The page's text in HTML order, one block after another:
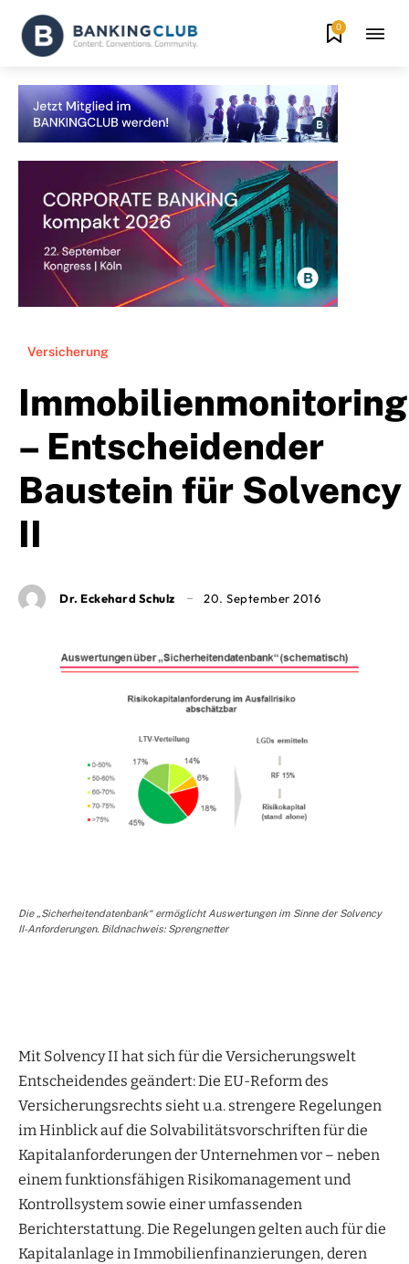
0
Versicherung
Immobilienmonitoring
– Entscheidender
Baustein für Solvency
II
Dr. Eckehard Schulz 20. September 2016
Die „Sicherheitendatenbank“ ermöglicht Auswertungen im Sinne der Solvency
II-Anforderungen. Bildnachweis: Sprengnetter
Mit Solvency II hat sich für die Versicherungswelt
Entscheidendes geändert: Die EU-Reform des
Versicherungsrechts sieht u.a. strengere Regelungen
im Hinblick auf die Solvabilitätsvorschriften für die
Kapitalanforderungen der Unternehmen vor – neben
einem funktionsfähigen Risikomanagement und
Kontrollsystem sowie einer umfassenden
Berichterstattung. Die Regelungen gelten auch für die
Kapitalanlage in Immobilienfinanzierungen, deren